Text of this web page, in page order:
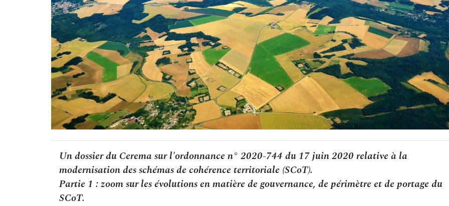
Un dossier du Cerema sur l'ordonnance n° 2020-744 du 17 juin 2020 relative à la
modernisation des schémas de cohérence territoriale (SCoT).
Partie 1 : zoom sur les évolutions en matière de gouvernance, de périmètre et de portage du
SCoT.